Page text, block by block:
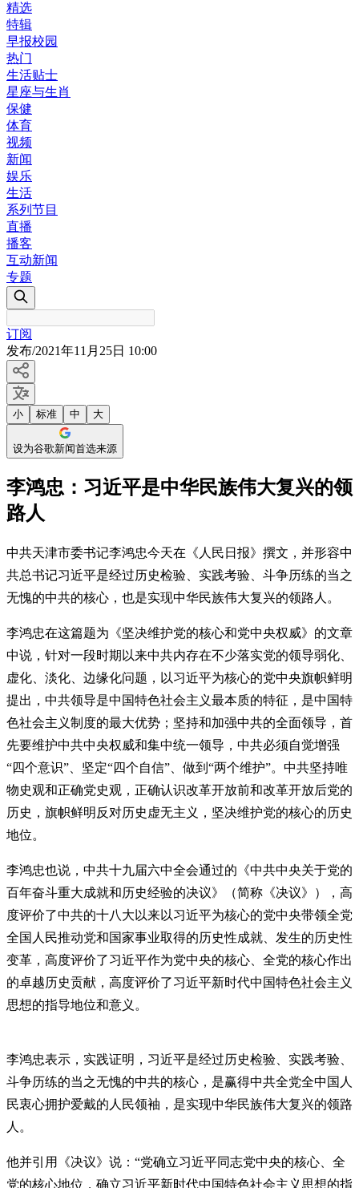
精选
特辑
早报校园
热门
生活贴士
星座与生肖
保健
体育
视频
新闻
娱乐
生活
系列节目
直播
播客
互动新闻
专题
订阅
发布/2021年11月25日 10:00
小 标准 中 大
设为谷歌新闻首选来源
李鸿忠：习近平是中华民族伟大复兴的领
路人
中共天津市委书记李鸿忠今天在《人民日报》撰文，并形容中
共总书记习近平是经过历史检验、实践考验、斗争历练的当之
无愧的中共的核心，也是实现中华民族伟大复兴的领路人。
李鸿忠在这篇题为《坚决维护党的核心和党中央权威》的文章
中说，针对一段时期以来中共内存在不少落实党的领导弱化、
虚化、淡化、边缘化问题，以习近平为核心的党中央旗帜鲜明
提出，中共领导是中国特色社会主义最本质的特征，是中国特
色社会主义制度的最大优势；坚持和加强中共的全面领导，首
先要维护中共中央权威和集中统一领导，中共必须自觉增强
“四个意识”、坚定“四个自信”、做到“两个维护”。中共坚持唯
物史观和正确党史观，正确认识改革开放前和改革开放后党的
历史，旗帜鲜明反对历史虚无主义，坚决维护党的核心的历史
地位。
李鸿忠也说，中共十九届六中全会通过的《中共中央关于党的
百年奋斗重大成就和历史经验的决议》（简称《决议》），高
度评价了中共的十八大以来以习近平为核心的党中央带领全党
全国人民推动党和国家事业取得的历史性成就、发生的历史性
变革，高度评价了习近平作为党中央的核心、全党的核心作出
的卓越历史贡献，高度评价了习近平新时代中国特色社会主义
思想的指导地位和意义。
李鸿忠表示，实践证明，习近平是经过历史检验、实践考验、
斗争历练的当之无愧的中共的核心，是赢得中共全党全中国人
民衷心拥护爱戴的人民领袖，是实现中华民族伟大复兴的领路
人。
他并引用《决议》说：“党确立习近平同志党中央的核心、全
党的核心地位，确立习近平新时代中国特色社会主义思想的指